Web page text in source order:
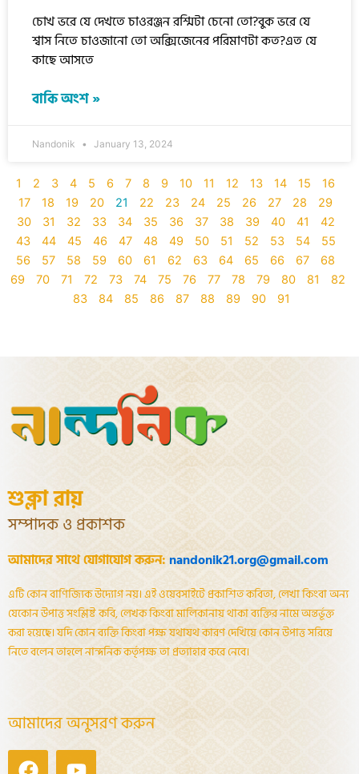
চোখ ভরে যে দেখতে চাওরঞ্জন রশ্মিটা চেনো তো?বুক ভরে যে
শ্বাস নিতে চাওজানো তো অক্সিজেনের পরিমাণটা কত?এত যে
কাছে আসতে
বাকি অংশ »
Nandonik January 13, 2024
1 2 3 4 5 6 7 8 9 10 11 12 13 14 15
16
17
18 19 20 21 22 23 24 25 26 27 28
29
30
31 32 33 34 35 36 37 38 39 40 41
42
43
44 45 46 47 48 49 50 51 52 53 54
55
56
57 58 59 60 61 62 63 64 65 66 67
68
69
70 71 72 73 74 75 76 77 78 79 80 81
82
83
84 85 86 87 88 89 90 91
শুক্লা রায়
সম্পাদক ও প্রকাশক
আমাদের সাথে যোগাযোগ করুন: nandonik21.org@gmail.com
এটি কোন বাণিজ্যিক উদ্যোগ নয়। এই ওয়েবসাইটে প্রকাশিত কবিতা, লেখা কিংবা অন্য
যেকোন উপাত্ত সংশ্লিষ্ট কবি, লেখক কিংবা মালিকানায় থাকা ব্যক্তির নামে অন্তর্ভূক্ত
করা হয়েছে। যদি কোন ব্যক্তি কিংবা পক্ষ যথাযথ কারণ দেখিয়ে কোন উপাত্ত সরিয়ে
নিতে বলেন তাহলে নান্দনিক কর্তৃপক্ষ তা প্রত্যাহার করে নেবে।
আমাদের অনুসরণ করুন
FacebookYoutube